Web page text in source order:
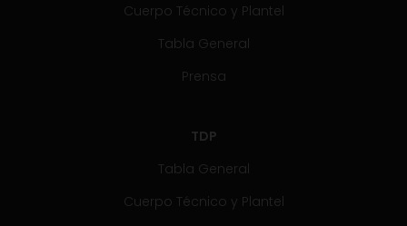
Cuerpo Técnico y Plantel
Tabla General
Prensa
TDP
Tabla General
Cuerpo Técnico y Plantel